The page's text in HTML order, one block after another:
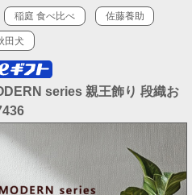
稲庭 食べ比べ 佐藤養助
田犬
series 親王飾り 段織お